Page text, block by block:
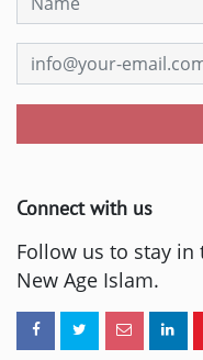
Connect with us
Follow us to stay
New Age Islam.